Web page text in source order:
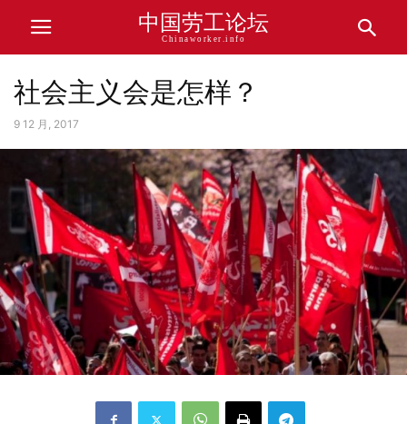
中国劳工论坛
Chinaworker.info
社会主义会是怎样？
9 12 月, 2017